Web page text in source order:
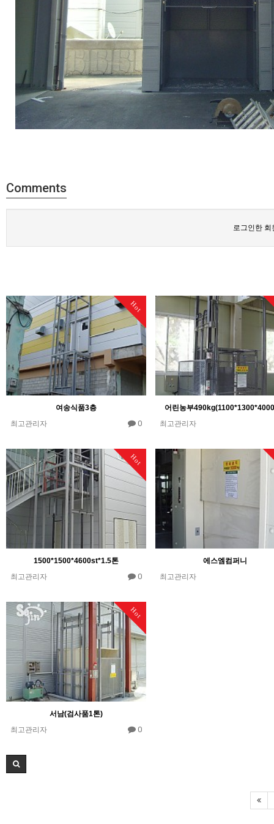
Comments
로그인한 회
Hot
여송식품3층
최고관리자
0
어린농부
최고관리자
Hot
1500*1500*4600st*1.5톤
최고관리자
0
에스엠컴퍼니
최고관리자
Hot
서남(검사품1톤)
최고관리자
0